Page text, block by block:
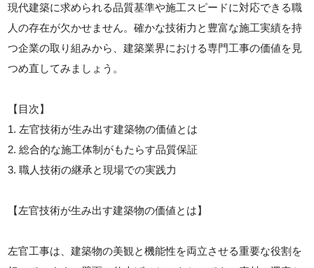
現代建築に求められる品質基準や施工スピードに対応できる職
人の存在が欠かせません。確かな技術力と豊富な施工実績を持
つ企業の取り組みから、建築業界における専門工事の価値を見
つめ直してみましょう。
【目次】
1. 左官技術が生み出す建築物の価値とは
2. 総合的な施工体制がもたらす品質保証
3. 職人技術の継承と現場での実践力
【左官技術が生み出す建築物の価値とは】
左官工事は、建築物の美観と機能性を両立させる重要な役割を